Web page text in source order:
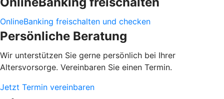
OnlineBanking freischalten und checken
Persönliche Beratung
Wir unterstützen Sie gerne persönlich bei Ihrer
Altersvorsorge. Vereinbaren Sie einen Termin.
Jetzt Termin vereinbaren